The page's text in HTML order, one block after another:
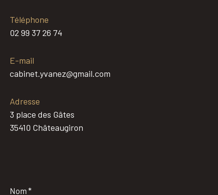
Téléphone
02 99 37 26 74
E-mail
cabinet.yvanez@gmail.com
Adresse
3 place des Gâtes
35410 Châteaugiron
*